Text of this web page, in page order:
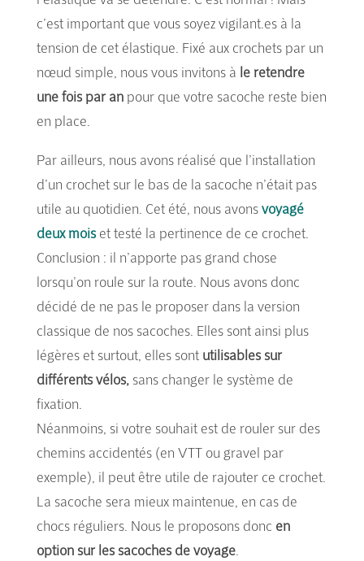
c’est important que vous soyez vigilant.es à la
tension de cet élastique. Fixé aux crochets par un
nœud simple, nous vous invitons à le retendre
une fois par anpour que votre sacoche reste bien
en place.
Par ailleurs, nous avons réalisé que l’installation
d’un crochet sur le bas de la sacoche n’était pas
utile au quotidien. Cet été, nous avonsvoyagé
deux moiset testé la pertinence de ce crochet.
Conclusion : il n’apporte pas grand chose
lorsqu’on roule sur la route. Nous avons donc
décidé de ne pas le proposer dans la version
classique de nos sacoches. Elles sont ainsi plus
légères et surtout, elles sont utilisables sur
différents vélos, sans changer le système de
fixation.
Néanmoins, si votre souhait est de rouler sur des
chemins accidentés (en VTT ou gravel par
exemple), il peut être utile de rajouter ce crochet.
La sacoche sera mieux maintenue, en cas de
chocs réguliers. Nous le proposons donc en
option sur les sacoches de voyage.